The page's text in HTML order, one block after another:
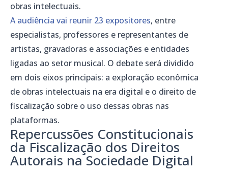
obras intelectuais.
A audiência vai reunir 23 expositores, entre
especialistas, professores e representantes de
artistas, gravadoras e associações e entidades
ligadas ao setor musical. O debate será dividido
em dois eixos principais: a exploração econômica
de obras intelectuais na era digital e o direito de
fiscalização sobre o uso dessas obras nas
plataformas.
Repercussões Constitucionais
da Fiscalização dos Direitos
Autorais na Sociedade Digital